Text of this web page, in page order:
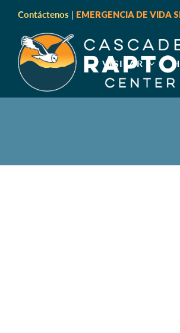
Contáctenos | EMERGENCIA DE VIDA
VISITAR